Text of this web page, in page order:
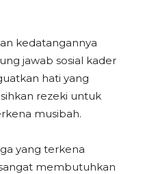
kedatangannya
jawab sosial kader
hati yang
rezeki untuk
musibah.
yang terkena
membutuhkan